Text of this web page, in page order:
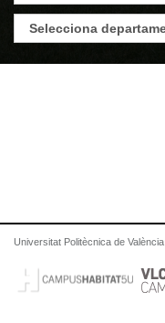
Universitat Politècnica de València